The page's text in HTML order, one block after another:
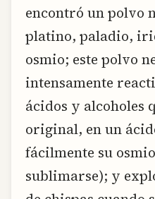
encontró un polvo
platino, paladio,
osmio; este polvo
intensamente
ácidos y alcoholes
original, en un
fácilmente su
sublimarse); y